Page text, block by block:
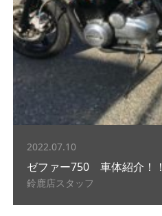
2022.07.10
ゼファー750 車体紹介！！
鈴鹿店スタッフ